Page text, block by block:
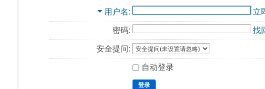
用户名 立
密码: 找
安全提问:
自动登录
登录